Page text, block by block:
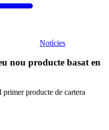
Notícies
nou producte basat en
producte de cartera